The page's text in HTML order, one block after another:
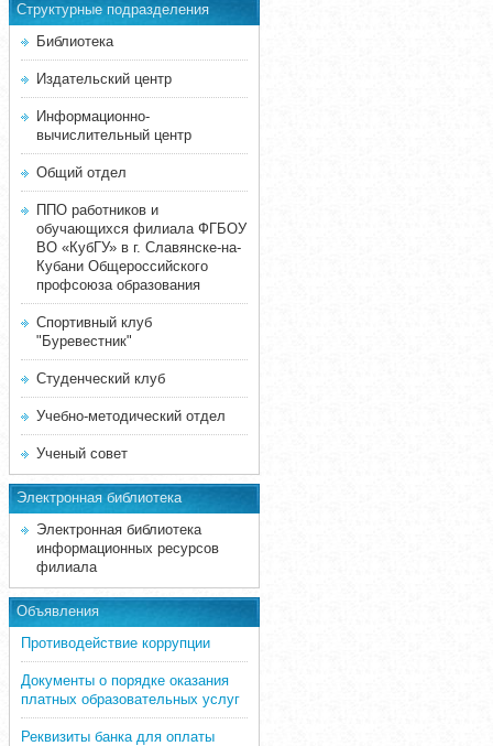
Структурные подразделения
Библиотека
Издательский центр
Информационно-
вычислительный центр
Общий отдел
ППО работников и
обучающихся филиала ФГБОУ
ВО «КубГУ» в г. Славянске-на-
Кубани Общероссийского
профсоюза образования
Спортивный клуб
"Буревестник"
Студенческий клуб
Учебно-методический отдел
Ученый совет
Электронная библиотека
Электронная библиотека
информационных ресурсов
филиала
Объявления
Противодействие коррупции
Документы о порядке оказания
платных образовательных услуг
Реквизиты банка для оплаты